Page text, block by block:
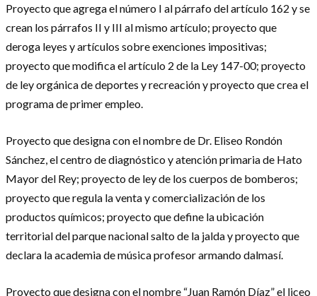
Proyecto que agrega el número I al párrafo del artículo 162 y se
crean los párrafos II y III al mismo artículo; proyecto que
deroga leyes y artículos sobre exenciones impositivas;
proyecto que modifica el artículo 2 de la Ley 147-00; proyecto
de ley orgánica de deportes y recreación y proyecto que crea el
programa de primer empleo.
Proyecto que designa con el nombre de Dr. Eliseo Rondón
Sánchez, el centro de diagnóstico y atención primaria de Hato
Mayor del Rey; proyecto de ley de los cuerpos de bomberos;
proyecto que regula la venta y comercialización de los
productos químicos; proyecto que define la ubicación
territorial del parque nacional salto de la jalda y proyecto que
declara la academia de música profesor armando dalmasí.
Proyecto que designa con el nombre “Juan Ramón Díaz” el liceo